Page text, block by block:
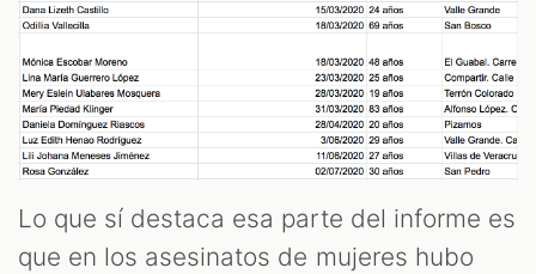
Lo que sí destaca esa parte del informe es
que en los asesinatos de mujeres hubo